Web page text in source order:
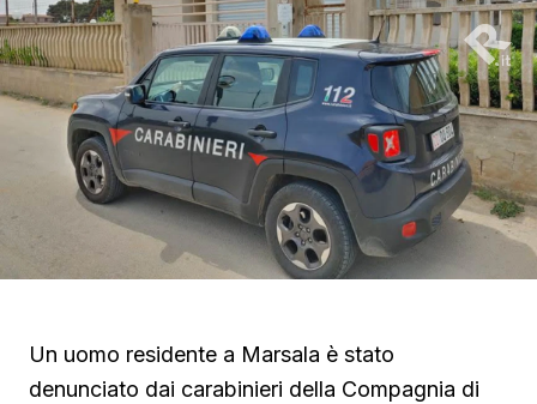
Un uomo residente a Marsala è stato
denunciato dai carabinieri della Compagnia di